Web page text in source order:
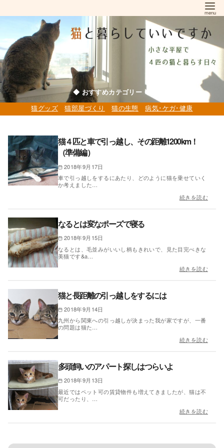
ン
ン
ツ
へ
移
動
◆ おすすめカテゴリー ◆
猫グッズ 猫部屋づくり 猫の生態 病気･ケガ･健康
猫４匹と車で引っ越し、その距離1200km！
（準備編）
2018年9月17日
車で引っ越しをするにあたり、どのように猫を乗せていく
か考えました…
続きを読む
なるとは変なポーズで寝る
2018年9月15日
なるとは、毛並みがいいし柄もきれいで、見た目完ぺきな
美猫です&a…
続きを読む
猫と長距離の引っ越しをするには
2018年9月14日
九州から関東への引っ越しが決まった我が家ですが、一番
の問題は猫た…
続きを読む
多頭飼いのアパート探しはつらいよ
2018年9月13日
最近ではペット可の賃貸物件も増えてきましたが、猫は不
可だったり、…
続きを読む